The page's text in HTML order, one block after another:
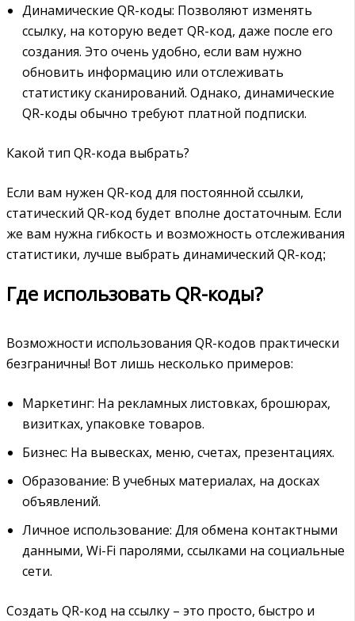
Динамические QR-коды: Позволяют изменять
ссылку, на которую ведет QR-код, даже после его
создания. Это очень удобно, если вам нужно
обновить информацию или отслеживать
статистику сканирований. Однако, динамические
QR-коды обычно требуют платной подписки.
Какой тип QR-кода выбрать?
Если вам нужен QR-код для постоянной ссылки,
статический QR-код будет вполне достаточным. Если
же вам нужна гибкость и возможность отслеживания
статистики, лучше выбрать динамический QR-код;
Где использовать QR-коды?
Возможности использования QR-кодов практически
безграничны! Вот лишь несколько примеров:
Маркетинг: На рекламных листовках, брошюрах,
визитках, упаковке товаров.
Бизнес: На вывесках, меню, счетах, презентациях.
Образование: В учебных материалах, на досках
объявлений.
Личное использование: Для обмена контактными
данными, Wi-Fi паролями, ссылками на социальные
сети.
Создать QR-код на ссылку – это просто, быстро и